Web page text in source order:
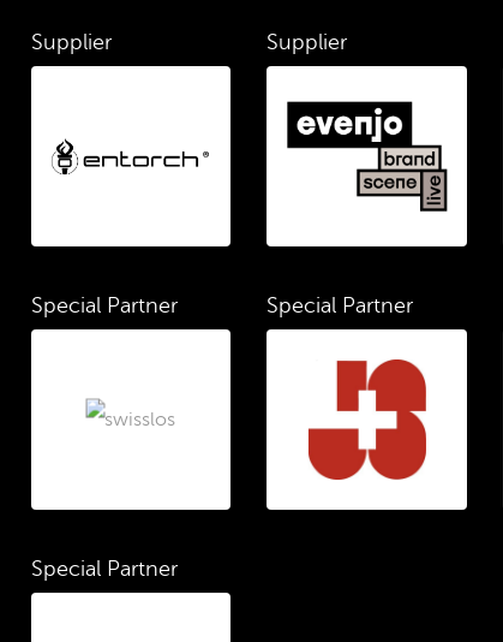
Supplier Supplier
Special Partner Special Partner
Special Partner